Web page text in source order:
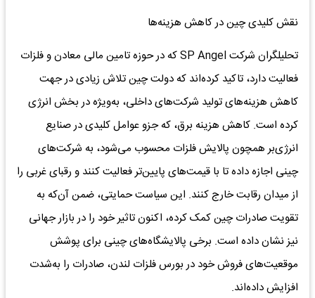
نقش کلیدی چین در کاهش هزینه‌‌ها
تحلیلگران شرکت SP Angel که در حوزه تامین مالی معادن و فلزات
فعالیت دارد، تاکید کرده‌‌اند که دولت چین تلاش زیادی در جهت
کاهش هزینه‌‌های تولید شرکت‌های داخلی، به‌‌ویژه در بخش انرژی
کرده است. کاهش هزینه برق، که جزو عوامل کلیدی در صنایع
انرژی‌‌بر همچون پالایش فلزات محسوب می‌شود، به شرکت‌های
چینی اجازه داده تا با قیمت‌های پایین‌‌تر فعالیت کنند و رقبای غربی را
از میدان رقابت خارج کنند. این سیاست حمایتی، ضمن آن‌‌که به
تقویت صادرات چین کمک کرده، اکنون تاثیر خود را در بازار جهانی
نیز نشان داده است. برخی پالایشگاه‌‌های چینی برای پوشش
موقعیت‌‌های فروش خود در بورس فلزات لندن، صادرات را به‌‌شدت
افزایش داده‌‌اند.